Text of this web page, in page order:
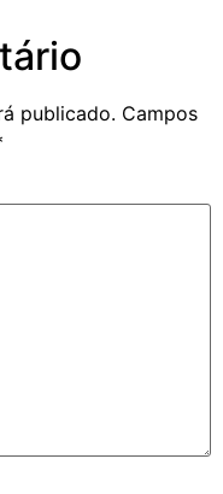
publicado. Campos